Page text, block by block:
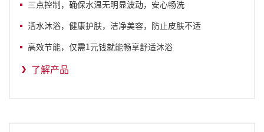
三点控制，确保水温无明显波动，安心畅洗
活水沐浴，健康护肤，洁净美容，防止皮肤不适
高效节能，仅需1元钱就能畅享舒适沐浴
了解产品